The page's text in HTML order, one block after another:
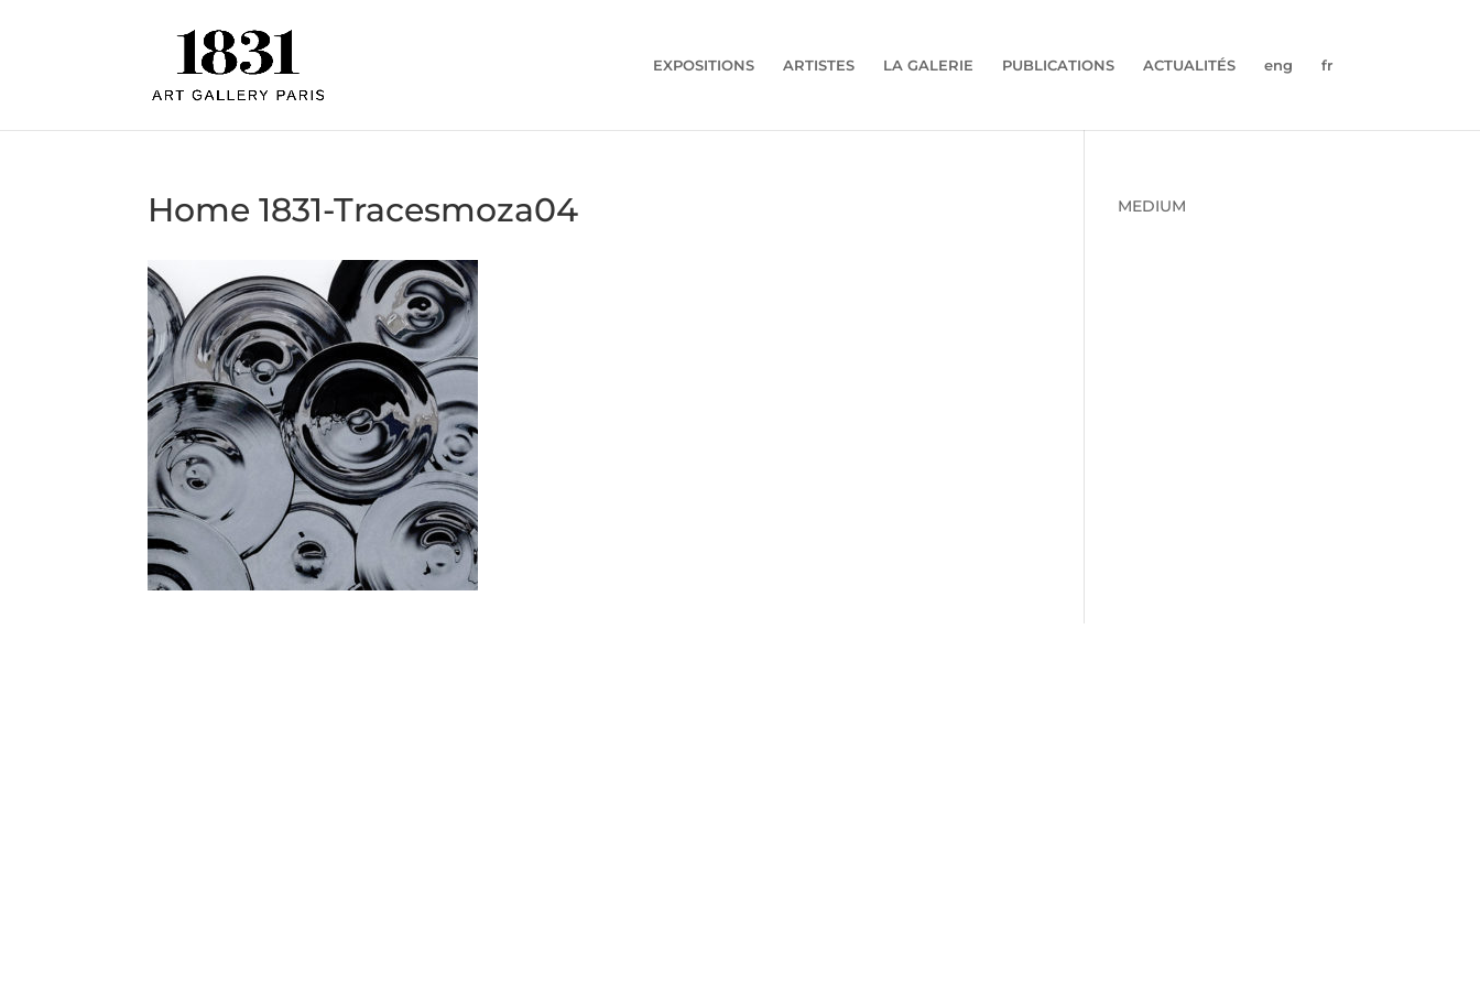
EXPOSITIONS ARTISTES LA GALERIE PUBLICATIONS ACTUALITÉS eng fr
Home 1831-Tracesmoza04 MEDIUM